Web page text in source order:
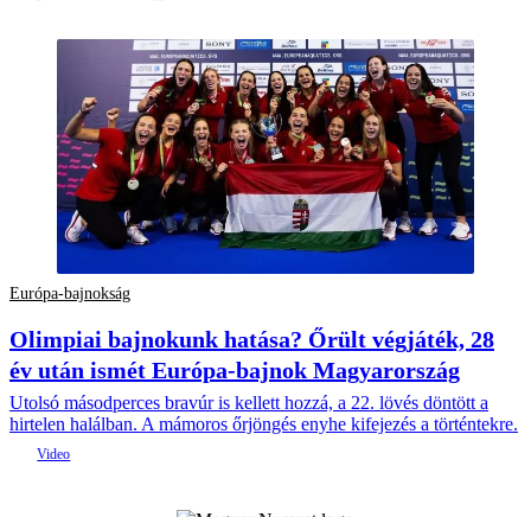
Európa-bajnokság
Olimpiai bajnokunk hatása? Őrült végjáték, 28
év után ismét Európa-bajnok Magyarország
Utolsó másodperces bravúr is kellett hozzá, a 22. lövés döntött a
hirtelen halálban. A mámoros őrjöngés enyhe kifejezés a történtekre.